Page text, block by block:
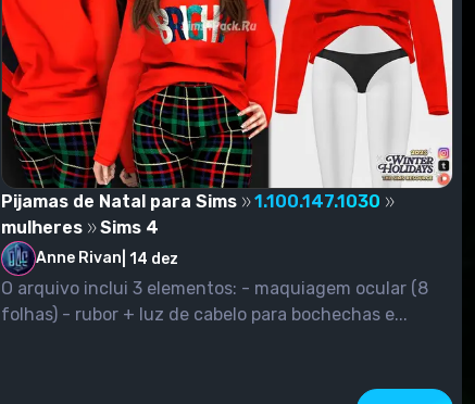
Pijamas de Natal para Sims
1.100.147.1030
mulheres
Sims 4
Anne Rivan 14 dez
O arquivo inclui 3 elementos: - maquiagem ocular (8
folhas) - rubor + luz de cabelo para bochechas e...